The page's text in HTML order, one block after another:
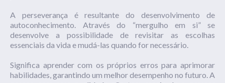
A perseverança é resultante do desenvolvimento de
autoconhecimento. Através do “mergulho em si” se
desenvolve a possibilidade de revisitar as escolhas
essenciais da vida e mudá-las quando for necessário.
Significa aprender com os próprios erros para aprimorar
habilidades, garantindo um melhor desempenho no futuro. A